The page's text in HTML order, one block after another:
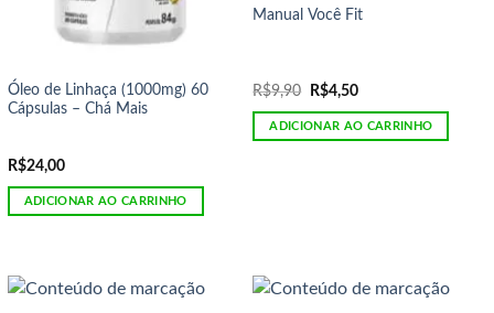
Óleo de Linhaça (1000mg) 60
Cápsulas – Chá Mais
R$24,00
ADICIONAR AO CARRINHO
Manual Você Fit
R$9,90
O
original
era:
R$4,50O
atual
é:
ADICIONAR AO CARRINHO